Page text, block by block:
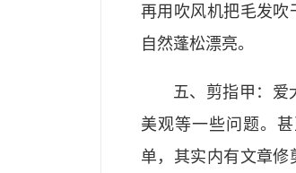
再用吹风机把毛发吹
自然蓬松漂亮。
五、剪指甲：爱
美观等一些问题。
单，其实内有文章